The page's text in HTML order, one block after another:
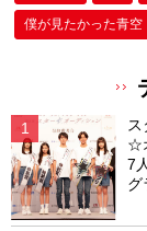
僕が⾒たかった⻘空
☆
7
グ